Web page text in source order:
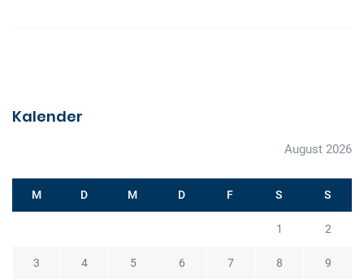
g
a
i
Kalender
August 2026
M D M D F S S
1 2
3 4 5 6 7 8 9